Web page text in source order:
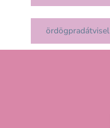
ördögpradátvisel